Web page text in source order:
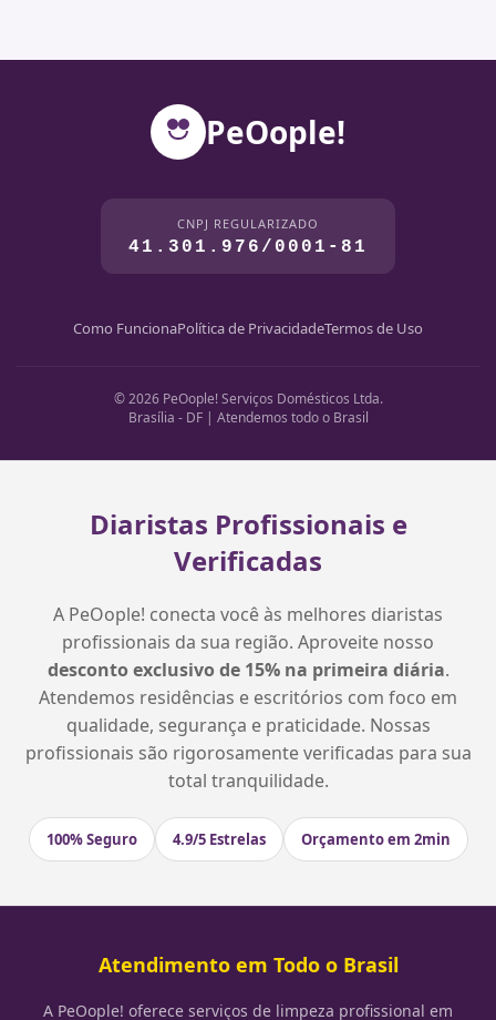
PeOople!
CNPJ REGULARIZADO
41.301.976/0001-81
Como FuncionaPolítica de PrivacidadeTermos de Uso
© 2026 PeOople! Serviços Domésticos Ltda.
Brasília - DF | Atendemos todo o Brasil
Diaristas Profissionais e
Verificadas
A PeOople! conecta você às melhores diaristas
profissionais da sua região. Aproveite nosso
desconto exclusivo de 15% na primeira diária.
Atendemos residências e escritórios com foco em
qualidade, segurança e praticidade. Nossas
profissionais são rigorosamente verificadas para sua
total tranquilidade.
100% Seguro 4.9/5 Estrelas Orçamento em 2min
Atendimento em Todo o Brasil
A PeOople! oferece serviços de limpeza profissional em